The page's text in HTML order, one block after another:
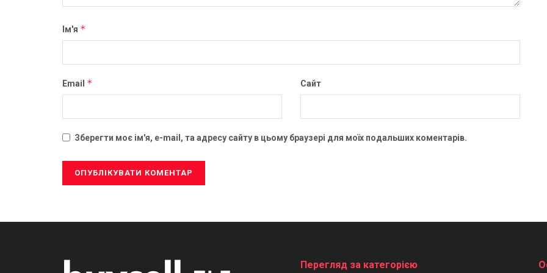
Ім'я *
Email * Сайт
Зберегти моє ім'я, e-mail, та адресу сайту в цьому браузері для моїх подальших коментарів.
Перегляд за категорією